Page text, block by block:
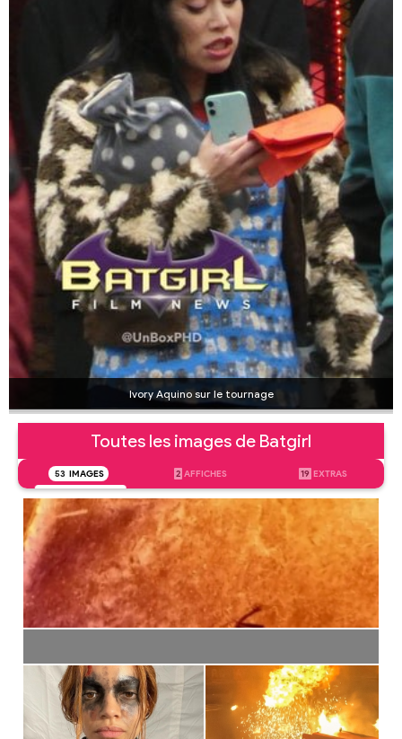
Ivory Aquino sur le tournage
Toutes les images de Batgirl
53 IMAGES 2 AFFICHES 19 EXTRAS